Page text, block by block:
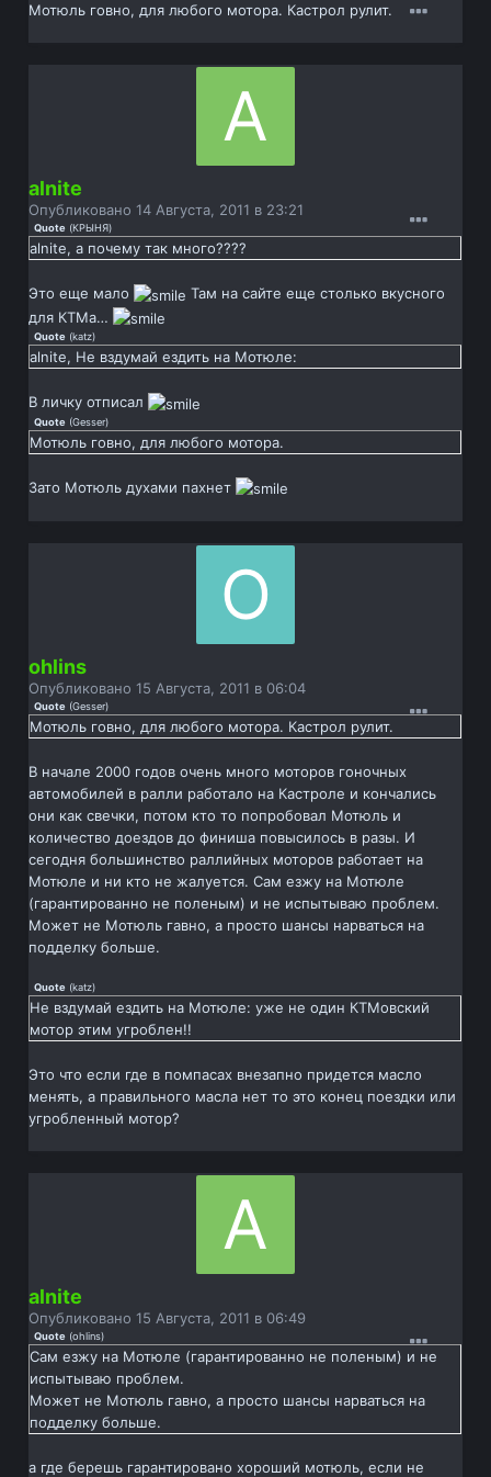
Мотюль говно, для любого мотора. Кастрол рулит.
alnite
Опубликовано14 Августа, 2011 в 23:21
Quote (КРЫНЯ)
alnite, а почему так много????
Это еще мало
Там на сайте еще столько вкусного
для КТМа…
Quote (katz)
alnite, Не вздумай ездить на Мотюле:
В личку отписал
Quote (Gesser)
Мотюль говно, для любого мотора.
Зато Мотюль духами пахнет
ohlins
Опубликовано15 Августа, 2011 в 06:04
Quote (Gesser)
Мотюль говно, для любого мотора. Кастрол рулит.
В начале 2000 годов очень много моторов гоночных
автомобилей в ралли работало на Кастроле и кончались
они как свечки, потом кто то попробовал Мотюль и
количество доездов до финиша повысилось в разы. И
сегодня большинство раллийных моторов работает на
Мотюле и ни кто не жалуется. Сам езжу на Мотюле
(гарантированно не поленым) и не испытываю проблем.
Может не Мотюль гавно, а просто шансы нарваться на
подделку больше.
Quote (katz)
Не вздумай ездить на Мотюле: уже не один КТМовский
мотор этим угроблен!!
Это что если где в помпасах внезапно придется масло
менять, а правильного масла нет то это конец поездки или
угробленный мотор?
alnite
Опубликовано15 Августа, 2011 в 06:49
Quote (ohlins)
Сам езжу на Мотюле (гарантированно не поленым) и не
испытываю проблем.
Может не Мотюль гавно, а просто шансы нарваться на
подделку больше.
а где берешь гарантировано хороший мотюль, если не